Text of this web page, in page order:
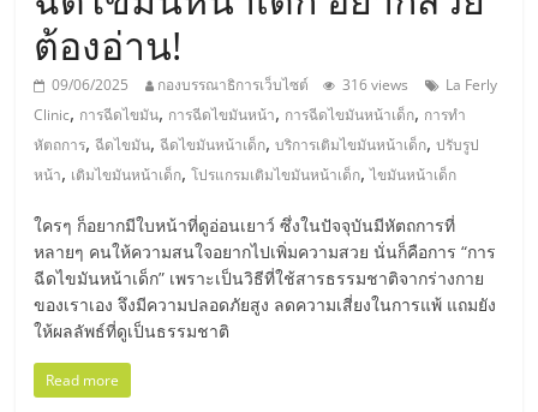
ส
เอ็
มอี
ไทย,
SMEs,
แฟ
ต้องอ่าน!
09/06/2025 กองบรรณาธิการเว็บไซต์ 316 views
La Ferly
Clinic, การฉีดไขมัน, การฉีดไขมันหน้า, การฉีดไขมันหน้าเด็ก, การทำ
หัตถการ,ฉีดไขมัน,ฉีดไขมันหน้าเด็ก,บริการเติมไขมันหน้าเด็ก,ปรับรูป
หน้า, เติมไขมันหน้าเด็ก,โปรแกรมเติมไขมันหน้าเด็ก,ไขมันหน้าเด็ก
ใครๆ ก็อยากมีใบหน้าที่ดูอ่อนเยาว์ ซึ่งในปัจจุบันมีหัตถการที่
หลายๆ คนให้ความสนใจอยากไปเพิ่มความสวย นั่นก็คือการ “การ
ฉีดไขมันหน้าเด็ก” เพราะเป็นวิธีที่ใช้สารธรรมชาติจากร่างกาย
ของเราเอง จึงมีความปลอดภัยสูง ลดความเสี่ยงในการแพ้ แถมยัง
ให้ผลลัพธ์ที่ดูเป็นธรรมชาติ
Read more